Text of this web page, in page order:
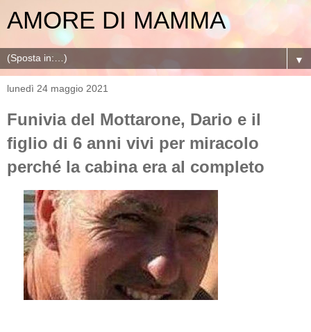
AMORE DI MAMMA
▼
lunedì 24 maggio 2021
Funivia del Mottarone, Dario e il
figlio di 6 anni vivi per miracolo
perché la cabina era al completo